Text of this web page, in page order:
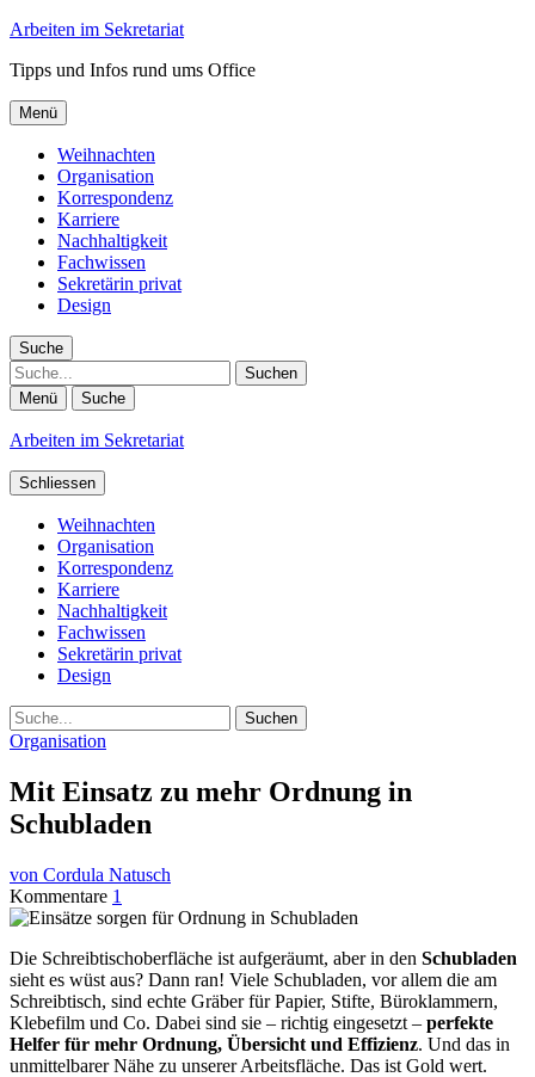
Arbeiten im Sekretariat
Tipps und Infos rund ums Office
Menü
Weihnachten
Organisation
Korrespondenz
Karriere
Nachhaltigkeit
Fachwissen
Sekretärin privat
Design
Suche
Suche
Menü Suche
Arbeiten im Sekretariat
Schliessen
Weihnachten
Organisation
Korrespondenz
Karriere
Nachhaltigkeit
Fachwissen
Sekretärin privat
Design
Suche
Organisation
Mit Einsatz zu mehr Ordnung in
Schubladen
von Cordula Natusch
Kommentare 1
Die Schreibtischoberfläche ist aufgeräumt, aber in den Schubladen
sieht es wüst aus? Dann ran! Viele Schubladen, vor allem die am
Schreibtisch, sind echte Gräber für Papier, Stifte, Büroklammern,
Klebefilm und Co. Dabei sind sie – richtig eingesetzt – perfekte
Helfer für mehr Ordnung, Übersicht und Effizienz. Und das in
unmittelbarer Nähe zu unserer Arbeitsfläche. Das ist Gold wert.